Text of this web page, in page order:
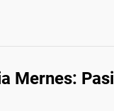
Mernes: